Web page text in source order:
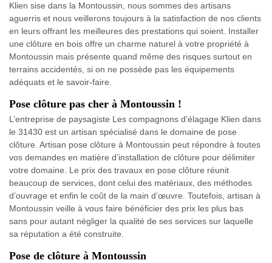
Klien sise dans la Montoussin, nous sommes des artisans
aguerris et nous veillerons toujours à la satisfaction de nos clients
en leurs offrant les meilleures des prestations qui soient. Installer
une clôture en bois offre un charme naturel à votre propriété à
Montoussin mais présente quand même des risques surtout en
terrains accidentés, si on ne possède pas les équipements
adéquats et le savoir-faire.
Pose clôture pas cher à Montoussin !
L’entreprise de paysagiste Les compagnons d'élagage Klien dans
le 31430 est un artisan spécialisé dans le domaine de pose
clôture. Artisan pose clôture à Montoussin peut répondre à toutes
vos demandes en matière d’installation de clôture pour délimiter
votre domaine. Le prix des travaux en pose clôture réunit
beaucoup de services, dont celui des matériaux, des méthodes
d’ouvrage et enfin le coût de la main d’œuvre. Toutefois, artisan à
Montoussin veille à vous faire bénéficier des prix les plus bas
sans pour autant négliger la qualité de ses services sur laquelle
sa réputation a été construite.
Pose de clôture à Montoussin